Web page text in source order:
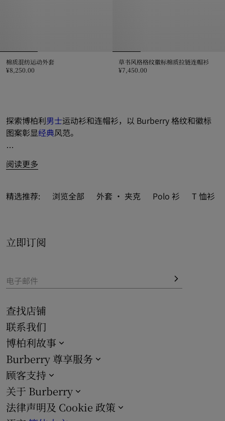
探索博柏利男士运动衫和连帽衫，以 Burberry 格纹和徽标
图案彰显经典风范。
Burberry 格纹和马术骑士徽标（EKD）等品牌标识亮眼点
阅读更多
棉质混纺运动外套
¥8,250.00
草书风格格纹徽标棉质拉链连帽衫
¥7,450.00
精选推荐: 浏览全部 外套 · 夹克 Polo 衫 T 恤衫
立即订阅
电子邮件
查找店铺
联系我们
博柏利故事
Burberry 尊享服务
顾客支持
关于 Burberry
法律声明及 Cookie 政策